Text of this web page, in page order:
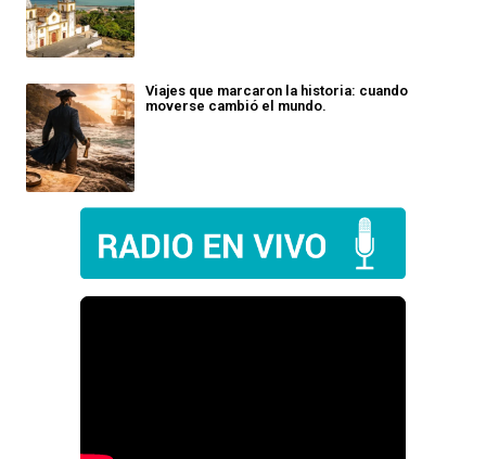
Viajes que marcaron la historia: cuando
moverse cambió el mundo.